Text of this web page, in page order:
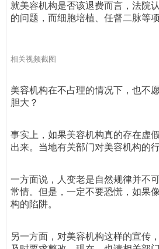
就美容机构是否该退费而言，法院
的问题，而细胞培植、任督二脉等
相关视频截图
美容机构在不占理的情况下，也不
胆大？
事实上，如果美容机构真的存在虚
出来。当地有关部门对美容机构的
一方面说，人变老是自然规律并不
常情。但是，一定不要恐慌，如果
构的陷阱。
另一方面，对美容机构这样的宣传